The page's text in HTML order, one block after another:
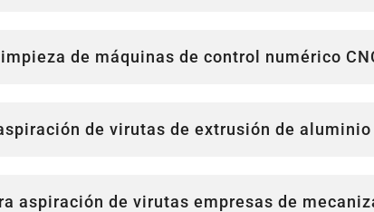
de máquinas de control numérico
de virutas de extrusión de aluminio
aspiración de virutas empresas de